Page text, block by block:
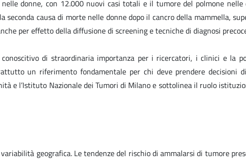
donne, con 12.000 nuovi casi totali e il tumore del polmone
causa di morte nelle donne dopo il cancro della mammella,
per effetto della diffusione di screening e tecniche di diagnosi
di straordinaria importanza per i ricercatori, i clinici e la
un riferimento fondamentale per chi deve prendere
e l’Istituto Nazionale dei Tumori di Milano e sottolinea il ruolo
geografica. Le tendenze del rischio di ammalarsi di tumore